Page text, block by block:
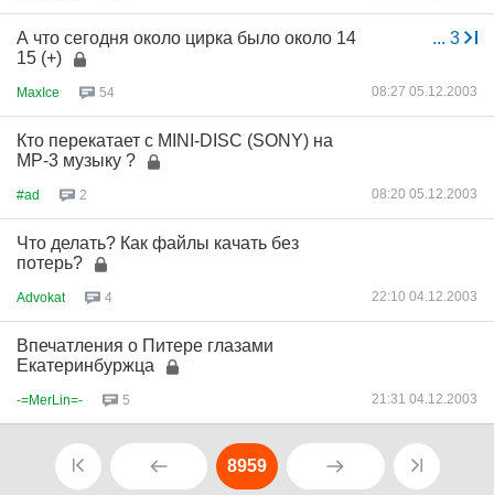
... 3
А что сегодня около цирка было около 14
15 (+)
MaxIce 54 08:27 05.12.2003
Кто перекатает с MINI-DISC (SONY) на
MP-3 музыку ?
#ad 2 08:20 05.12.2003
Что делать? Как файлы качать без
потерь?
Advokat 4 22:10 04.12.2003
Впечатления о Питере глазами
Екатеринбуржца
-=MerLin=- 5 21:31 04.12.2003
8959